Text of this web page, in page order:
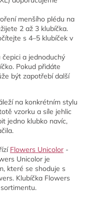
menšího plédu na
2 až 3 klubíčka.
s 4–5 klubíček v
čepici a jednoduchý
Pokud přidáte
být zapotřebí další
na konkrétním stylu
vzorku a síle jehlic
jedno klubko navíc,
Flowers Unicolor -
Unicolor je
které se shoduje s
Klubíčka Flowers